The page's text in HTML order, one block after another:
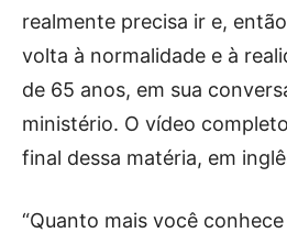
realmente precisa ir e,
volta à normalidade e à
de 65 anos, em sua
ministério. O vídeo
final dessa matéria, em
“Quanto mais você